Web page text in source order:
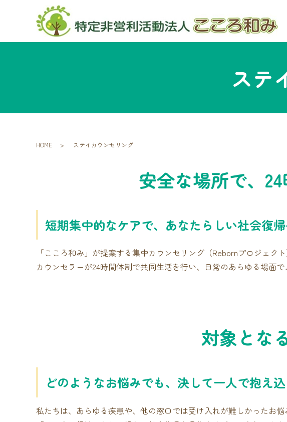
ステ
HOME ステイカウンセリング
安全な場所で、
短期集中的なケアで、あなたらしい社会復
「こころ和み」が提案する集中カウンセリング（Rebornプロジェ
カウンセラーが24時間体制で共同生活を行い、日常のあらゆる場面
対象とな
どのようなお悩みでも、決して一人で抱え込
私たちは、あらゆる疾患や、他の窓口では受け入れが難しかったお